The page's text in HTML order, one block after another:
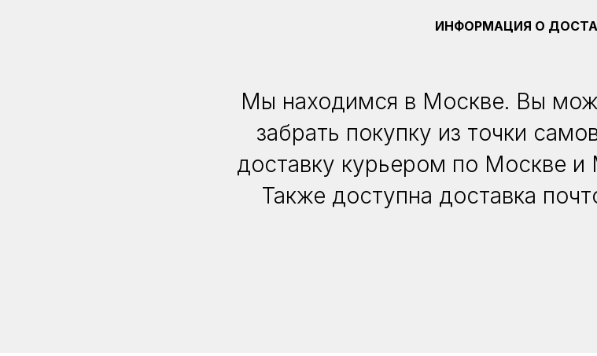
ИНФОРМАЦИЯ О
Мы находимся в Москве. Вы
забрать покупку из точки
доставку курьером по Москве и
Также доступна доставка